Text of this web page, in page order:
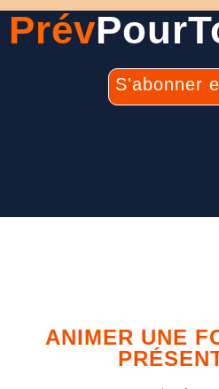
Prév
S'abonner
ANIMER UNE